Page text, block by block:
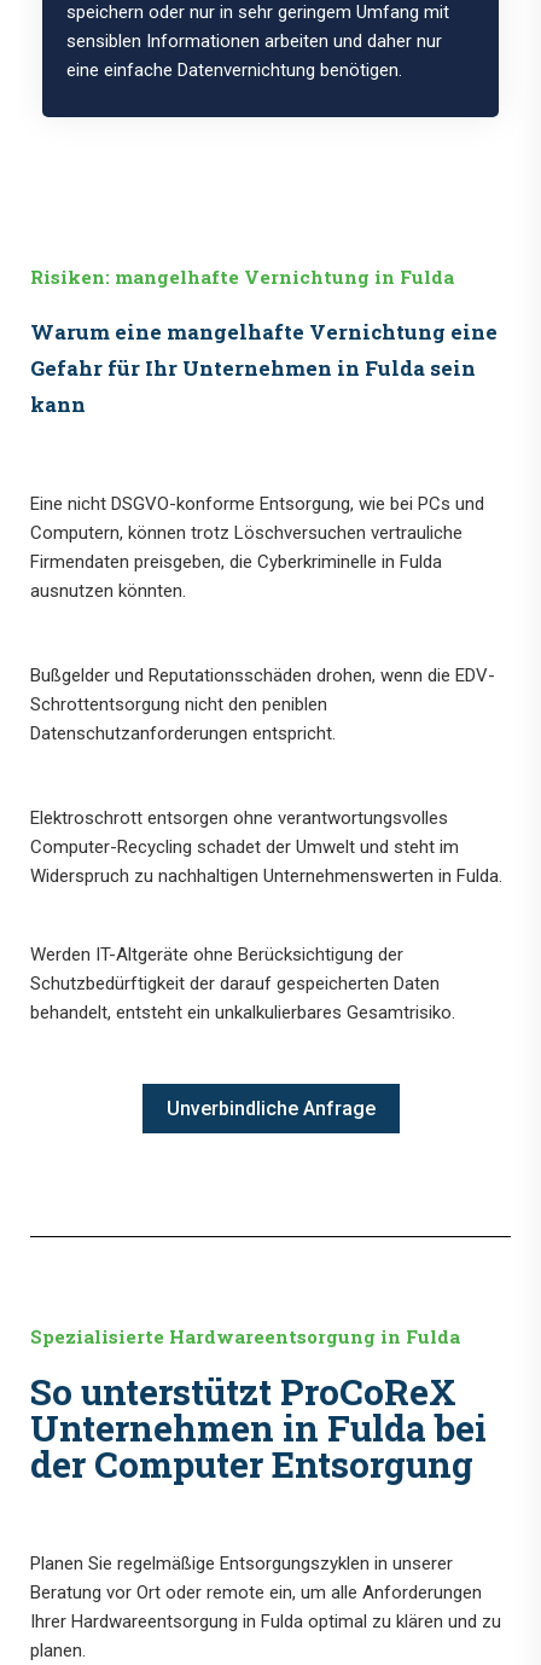
speichern oder nur in sehr geringem Umfang mit
sensiblen Informationen arbeiten und daher nur
eine einfache Datenvernichtung benötigen.
Risiken: mangelhafte Vernichtung in Fulda
Warum eine mangelhafte Vernichtung eine
Gefahr für Ihr Unternehmen in Fulda sein
kann
Eine nicht DSGVO-konforme Entsorgung, wie bei PCs und
Computern, können trotz Löschversuchen vertrauliche
Firmendaten preisgeben, die Cyberkriminelle in Fulda
ausnutzen könnten.
Bußgelder und Reputationsschäden drohen, wenn die EDV-
Schrottentsorgung nicht den peniblen
Datenschutzanforderungen entspricht.
Elektroschrott entsorgen ohne verantwortungsvolles
Computer-Recycling schadet der Umwelt und steht im
Widerspruch zu nachhaltigen Unternehmenswerten in Fulda.
Werden IT-Altgeräte ohne Berücksichtigung der
Schutzbedürftigkeit der darauf gespeicherten Daten
behandelt, entsteht ein unkalkulierbares Gesamtrisiko.
Unverbindliche Anfrage
Spezialisierte Hardwareentsorgung in Fulda
So unterstützt ProCoReX
Unternehmen in Fulda bei
der Computer Entsorgung
Planen Sie regelmäßige Entsorgungszyklen in unserer
Beratung vor Ort oder remote ein, um alle Anforderungen
Ihrer Hardwareentsorgung in Fulda optimal zu klären und zu
planen.